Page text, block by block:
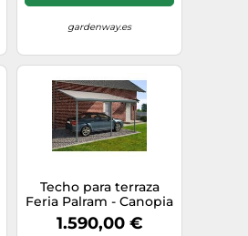
gardenway.es
Techo para terraza
Feria Palram - Canopia
3 x 5,46 m gris
1.590,00 €